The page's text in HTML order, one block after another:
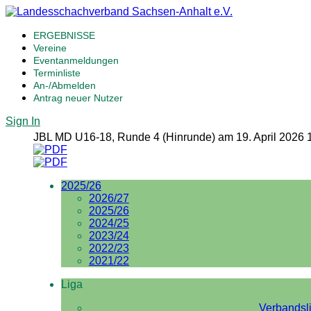
ERGEBNISSE
Vereine
Eventanmeldungen
Terminliste
An-/Abmelden
Antrag neuer Nutzer
Sign In
JBL MD U16-18, Runde 4 (Hinrunde) am 19. April 2026
2025/26
2026/27
2025/26
2024/25
2023/24
2022/23
2021/22
Liga